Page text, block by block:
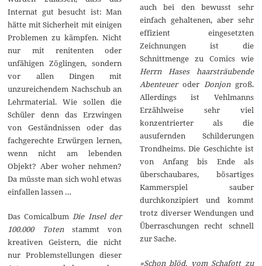
Internat gut besucht ist: Man
hätte mit Sicherheit mit einigen
Problemen zu kämpfen. Nicht
nur mit renitenten oder
unfähigen Zöglingen, sondern
vor allen Dingen mit
unzureichendem Nachschub an
Lehrmaterial. Wie sollen die
Schüler denn das Erzwingen
von Geständnissen oder das
fachgerechte Erwürgen lernen,
wenn nicht am lebenden
Objekt? Aber woher nehmen?
Da müsste man sich wohl etwas
einfallen lassen …
Das Comicalbum Die Insel der
100.000 Totenstammt von
kreativen Geistern, die nicht
nur Problemstellungen dieser
auch bei den bewusst sehr
einfach gehaltenen, aber sehr
effizient eingesetzten
Zeichnungen ist die
Schnittmenge zu Comics wie
Herrn Hases haarsträubende
Abenteuer oderDonjon groß.
Allerdings ist Vehlmanns
Erzählweise sehr viel
konzentrierter als die
ausufernden Schilderungen
Trondheims. Die Geschichte ist
von Anfang bis Ende als
überschaubares, bösartiges
Kammerspiel sauber
durchkonzipiert und kommt
trotz diverser Wendungen und
Überraschungen recht schnell
zur Sache.
»Schon blöd, vom Schafott zu